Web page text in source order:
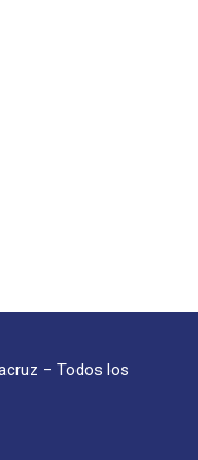
– Todos los